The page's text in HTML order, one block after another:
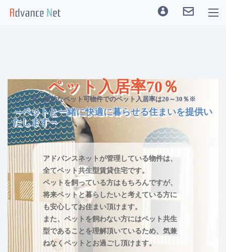
ペット入居率70％
※一般的なペット可物件でのペット入居率は20～30％※
～ペットと一緒に快適に暮らせる住まいを提供い
たします～
アドバンスネットが管理している物件は、
全てペット共生型賃貸住宅です。
ペットを飼っている方はもちろんですが、
将来ペットと暮らしたいと考えている方に
も安心してお住まい頂けます。
また、ペットを飼わない方にはペット共生
型であることを理解頂いているため、気兼
ねなくペットとお過ごし頂けます。